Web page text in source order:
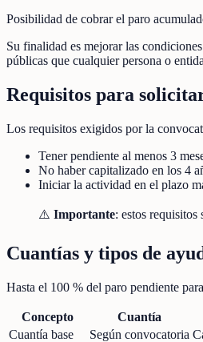
Posibilidad de cobrar el paro
Su finalidad es mejorar las
públicas que cualquier persona o
Requisitos para
Los requisitos exigidos por la
Tener pendiente al menos 3
No haber capitalizado en los 4
Iniciar la actividad en el plazo
⚠️ Importante: estos
Cuantías y tipos de
Hasta el 100 % del paro pendiente
Concepto Cuantía
Cuantía base
Según convocatoria